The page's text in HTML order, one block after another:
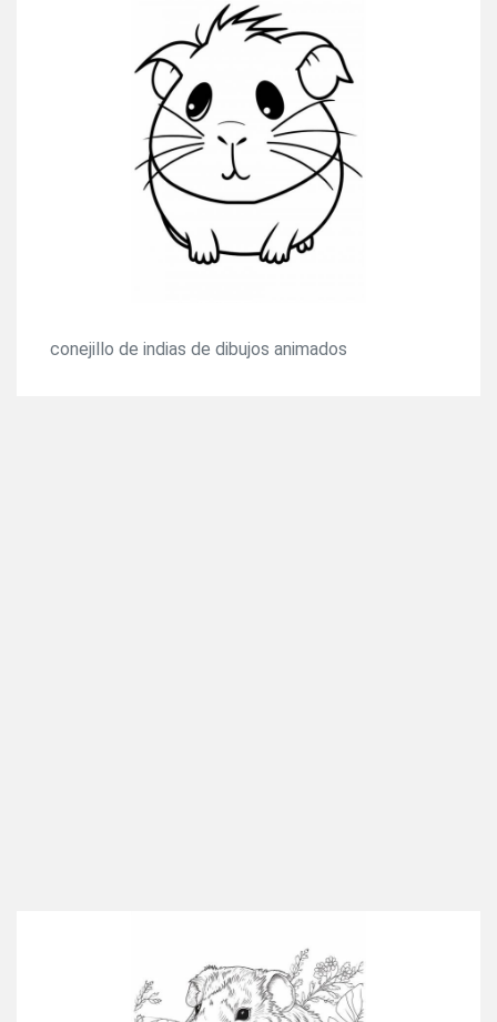
conejillo de indias de dibujos animados